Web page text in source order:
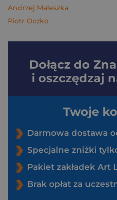
Andrzej Maleszka
Piotr Oczko
Dołącz do
i oszczędzaj
Twoje
Darmowa dostawa
Specjalne zniżki
Pakiet zakładek Art
Brak opłat za